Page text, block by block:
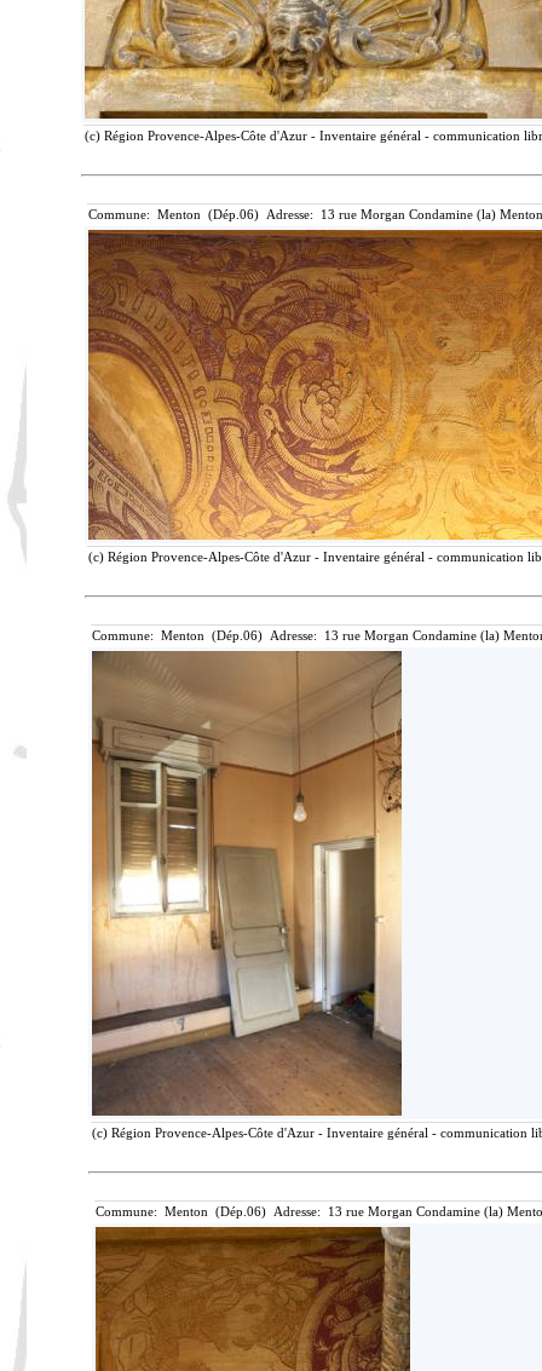
(c) Région Provence-Alpes-Côte d'Azur - Inventaire général - communication
Commune: Menton (Dép.06) Adresse: 13 rue Morgan Condamine (la)
(c) Région Provence-Alpes-Côte d'Azur - Inventaire général - communication
Commune: Menton (Dép.06) Adresse: 13 rue Morgan Condamine (la)
(c) Région Provence-Alpes-Côte d'Azur - Inventaire général - communication
Commune: Menton (Dép.06) Adresse: 13 rue Morgan Condamine (la)